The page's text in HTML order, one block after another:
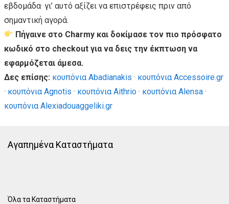
εβδομάδα· γι’ αυτό αξίζει να επιστρέφεις πριν από
σημαντική αγορά.
Πήγαινε στο Charmy και δοκίμασε τον πιο πρόσφατο
κωδικό στο checkout για να δεις την έκπτωση να
εφαρμόζεται άμεσα.
Δες επίσης: κουπόνια Abadianakis · κουπόνια Accessoire.gr
· κουπόνια Agnotis · κουπόνια Aithrio · κουπόνια Alensa ·
κουπόνια Alexiadouaggeliki.gr
Αγαπημένα Καταστήματα
Όλα τα Καταστήματα